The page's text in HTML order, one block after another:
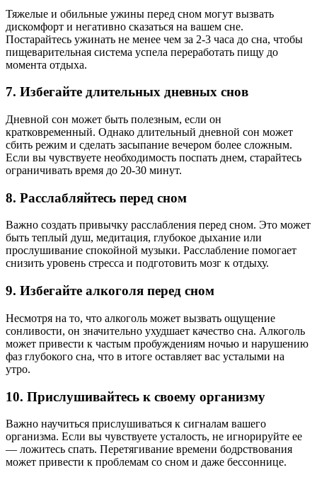
Тяжелые и обильные ужины перед сном могут вызвать
дискомфорт и негативно сказаться на вашем сне.
Постарайтесь ужинать не менее чем за 2-3 часа до сна, чтобы
пищеварительная система успела переработать пищу до
момента отдыха.
7. Избегайте длительных дневных снов
Дневной сон может быть полезным, если он
кратковременный. Однако длительный дневной сон может
сбить режим и сделать засыпание вечером более сложным.
Если вы чувствуете необходимость поспать днем, старайтесь
ограничивать время до 20-30 минут.
8. Расслабляйтесь перед сном
Важно создать привычку расслабления перед сном. Это может
быть теплый душ, медитация, глубокое дыхание или
прослушивание спокойной музыки. Расслабление помогает
снизить уровень стресса и подготовить мозг к отдыху.
9. Избегайте алкоголя перед сном
Несмотря на то, что алкоголь может вызвать ощущение
сонливости, он значительно ухудшает качество сна. Алкоголь
может привести к частым пробуждениям ночью и нарушению
фаз глубокого сна, что в итоге оставляет вас усталыми на
утро.
10. Прислушивайтесь к своему организму
Важно научиться прислушиваться к сигналам вашего
организма. Если вы чувствуете усталость, не игнорируйте ее
— ложитесь спать. Перетягивание времени бодрствования
может привести к проблемам со сном и даже бессоннице.